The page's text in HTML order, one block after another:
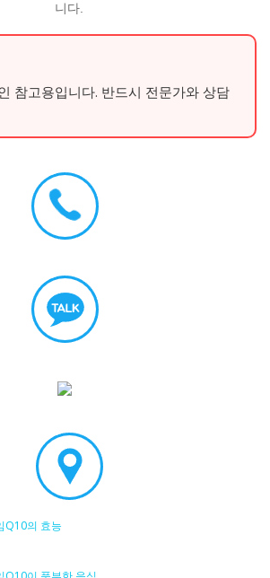
니다.
참고용입니다. 반드시 전문가와 상담
Q10의 효능